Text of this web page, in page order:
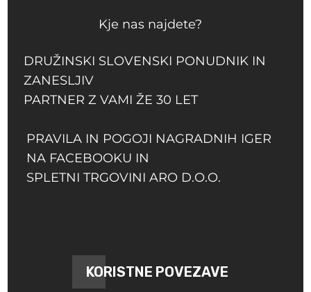
Kje nas najdete?
DRUŽINSKI SLOVENSKI PONUDNIK IN
ZANESLJIV
PARTNER Z VAMI ŽE 30 LET
PRAVILA IN POGOJI NAGRADNIH IGER
NA FACEBOOKU IN
SPLETNI TRGOVINI ARO D.O.O.
KORISTNE POVEZAVE